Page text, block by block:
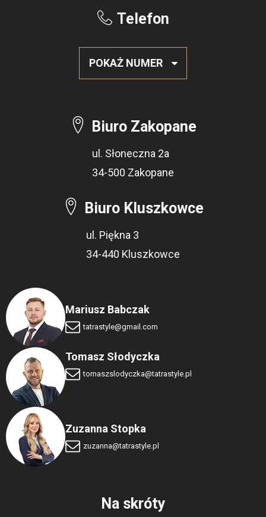
Telefon
POKAŻ NUMER
Biuro Zakopane
ul. Słoneczna 2a
34-500 Zakopane
Biuro Kluszkowce
ul. Piękna 3
34-440 Kluszkowce
Mariusz Babczak
tatrastyle@gmail.com
Tomasz Słodyczka
tomaszslodyczka@tatrastyle.pl
Zuzanna Stopka
zuzanna@tatrastyle.pl
Na skróty